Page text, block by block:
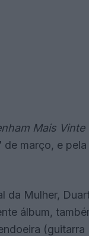
Mais Vinte
de março, e pela
da Mulher,
álbum,
(guitarra